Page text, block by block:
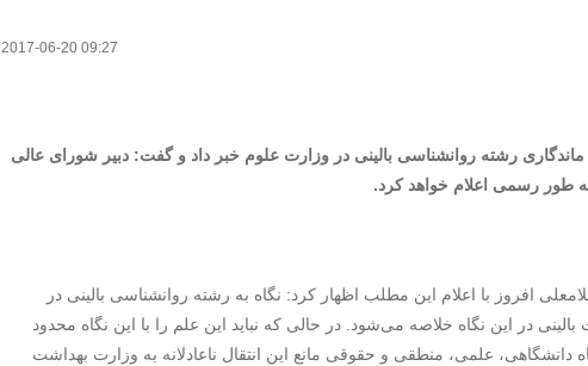
2017-06-20 09:27
ماندگاری رشته روانشناسی بالینی در وزارت علوم خبر داد و گفت: دبیر شورای عالی
به طور رسمی اعلام خواهد کرد.
افروز با اعلام این مطلب اظهار کرد: نگاه به رشته روانشناسی بالینی در
در این نگاه خلاصه می‌شود. در حالی که نباید این علم را با این نگاه محدود
علمی، منطقی و حقوقی مانع این انتقال ناعادلانه به وزارت بهداشت